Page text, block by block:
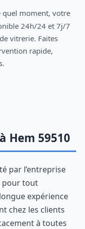
quel moment, votre
24h/24 et 7j/7
vitrerie. Faites
rapide,
Hem 59510
pour tout
expérience
chez les clients
à toutes